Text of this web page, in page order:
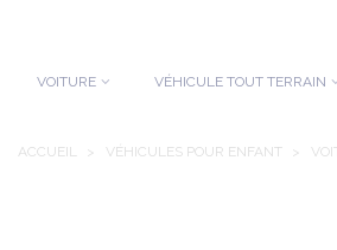
VOITURE VÉHICULE TOUT TERRAIN
ACCUEIL > VÉHICULES POUR ENFANT >